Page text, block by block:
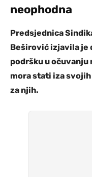
neophodna
Predsjednica
Beširović izjavila je
podršku u očuvanju
mora stati iza
za njih.